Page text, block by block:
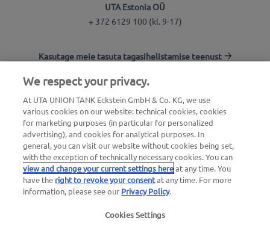
UTA Estonia OÜ
+ 372 6129 100 (kl. 9-17)
Kasutage meie tasuta tagasihelistamise teenust
Tankla otsing
Logi kliendikeskkonda
Info UTA Edenredi kohta
Privaatsuspoliitika |
We respect your privacy.
At UTA UNION TANK Eckstein GmbH & Co. KG, we use
various cookies on our website: technical cookies, cookies
for marketing purposes (in particular for personalized
advertising), and cookies for analytical purposes. In
general, you can visit our website without cookies being set,
with the exception of technically necessary cookies. You can
view and change your current settings hereat any time. You
have the right to revoke your consentat any time. For more
information, please see our Privacy Policy.
Cookies Settings